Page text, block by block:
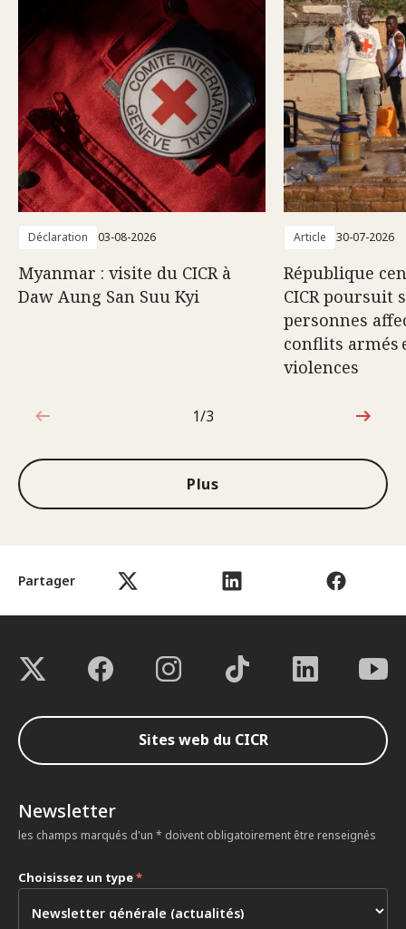
Partager
Déclaration 03-08-2026
Myanmar : visite du CICR à
Daw Aung San Suu Kyi
Article 30-07-2026
République
CICR poursuit
personnes
conflits armés
violences
1sur3
1/3
Plus
Sites web du CICR
Newsletter
les champs marqués d'un * doivent obligatoirement être renseignés
Choisissez un type*